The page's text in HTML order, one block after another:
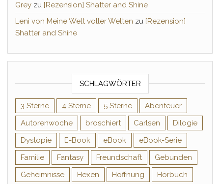
Grey zu [Rezension] Shatter and Shine
Leni von Meine Welt voller Welten zu [Rezension]
Shatter and Shine
SCHLAGWÖRTER
3 Sterne 4 Sterne 5 Sterne
Abenteuer
Autorenwoche
broschiert Carlsen
Dilogie
Dystopie
E-Book eBook
eBook-Serie
Familie
Fantasy Freundschaft
Gebunden
Geheimnisse
Hexen Hoffnung
Hörbuch